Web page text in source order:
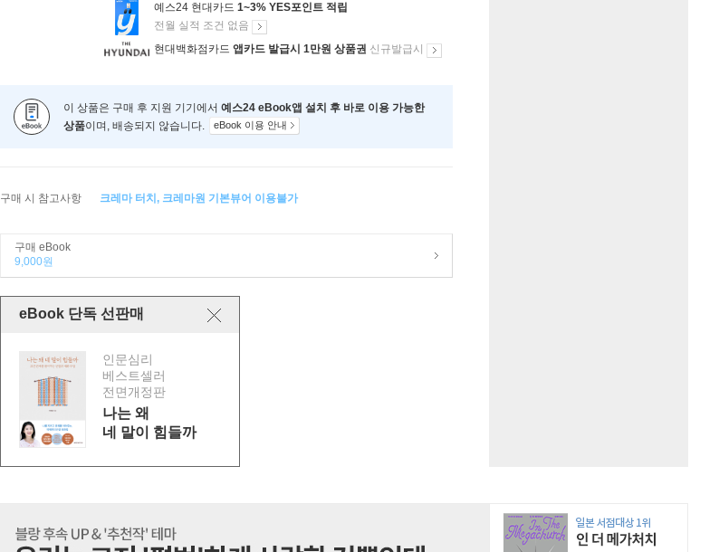
예스24 현대카드 1~3% YES포인트 적립
전월 실적 조건 없음
현대백화점카드 앱카드 발급시 1만원 상품권 신규발급시
이 상품은 구매 후 지원 기기에서 예스24 eBook앱 설치 후 바로 이용 가능한
상품이며, 배송되지 않습니다. eBook 이용 안내
구매 시 참고사항 크레마 터치, 크레마원 기본뷰어 이용불가
구매 eBook
9,000원
eBook 단독 선판매
인문심리
베스트셀러
전면개정판
나는 왜
네 말이 힘들까